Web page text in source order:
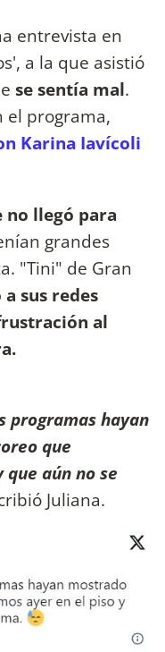
entrevista en
a la que asistió
se sentía mal.
el programa,
Karina Iavícoli
no llegó para
grandes
"Tini" de Gran
sus redes
al
programas hayan
que
aún no se
Juliana.